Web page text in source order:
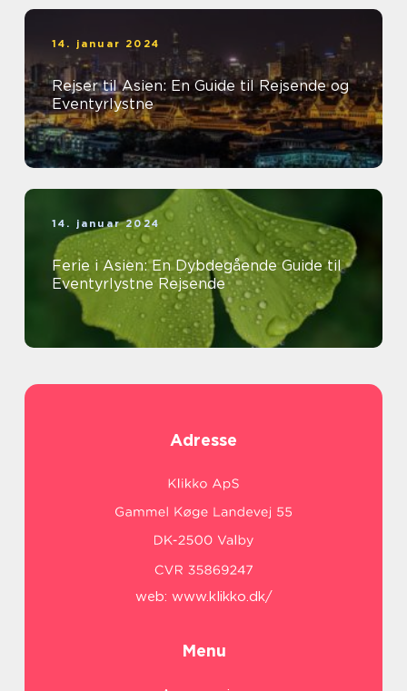
14. januar 2024
Rejser til Asien: En Guide til Rejsende og
Eventyrlystne
14. januar 2024
Ferie i Asien: En Dybdegående Guide til
Eventyrlystne Rejsende
Adresse
web: www.klikko.dk/
Menu